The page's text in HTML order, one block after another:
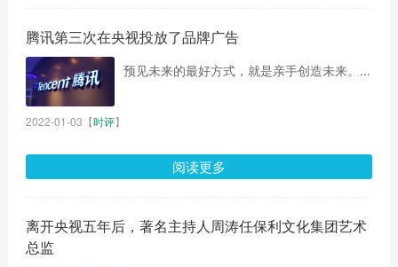
腾讯第三次在央视投放了品牌广告
预见未来的最好方式，就是亲手创造未来。...
2022-01-03 【时评】
阅读更多
离开央视五年后，著名主持人周涛任保利文化集团艺术
总监